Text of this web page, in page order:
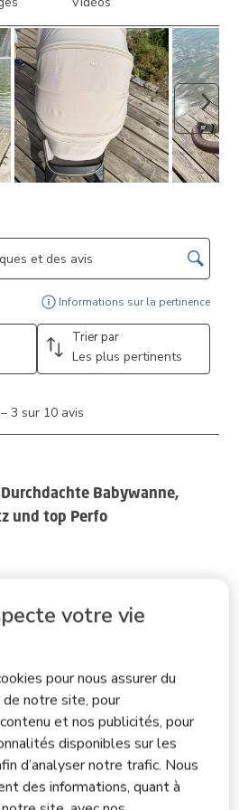
votre vie
pour nous assurer du
notre site, pour
et nos publicités, pour
disponibles sur les
d’analyser notre trafic. Nous
des informations, quant à
et d'avis
Informations sur la pertinence
Trier par
Les plus pertinents
– 3 sur 10 avis
Babywanne,
und top Perfo
Von der ersten Fahrt an hat uns
Vor allem die
angetan. Sie ist ein Stückchen
Wannen, was unserem Baby
sie so hoffentlich etwas länger
Highlight für unser Baby
Die seitlichen
als bei anderen
sie aufmachen, kann unser Baby